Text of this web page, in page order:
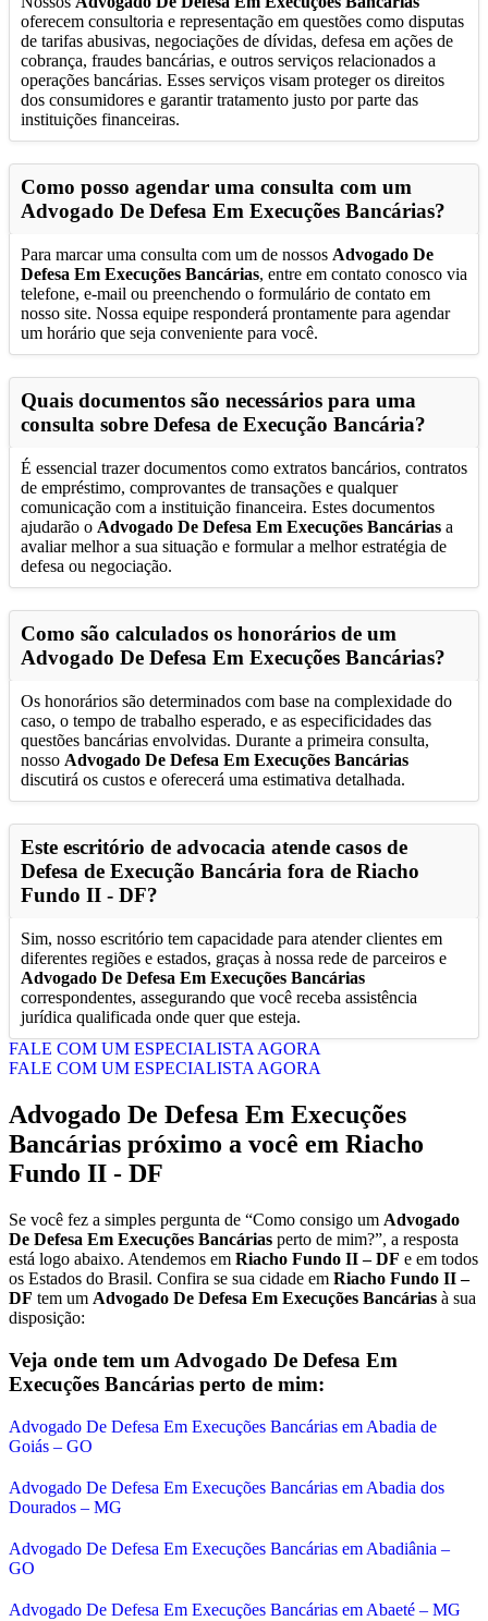
oferecem consultoria e representação em questões como disputas
de tarifas abusivas, negociações de dívidas, defesa em ações de
cobrança, fraudes bancárias, e outros serviços relacionados a
operações bancárias. Esses serviços visam proteger os direitos
dos consumidores e garantir tratamento justo por parte das
instituições financeiras.
Como posso agendar uma consulta com um
Advogado De Defesa Em Execuções Bancárias?
Para marcar uma consulta com um de nossos Advogado De
Defesa Em Execuções Bancárias, entre em contato conosco via
telefone, e-mail ou preenchendo o formulário de contato em
nosso site. Nossa equipe responderá prontamente para agendar
um horário que seja conveniente para você.
Quais documentos são necessários para uma
consulta sobre Defesa de Execução Bancária?
É essencial trazer documentos como extratos bancários, contratos
de empréstimo, comprovantes de transações e qualquer
comunicação com a instituição financeira. Estes documentos
ajudarão o Advogado De Defesa Em Execuções Bancárias a
avaliar melhor a sua situação e formular a melhor estratégia de
defesa ou negociação.
Como são calculados os honorários de um
Advogado De Defesa Em Execuções Bancárias?
Os honorários são determinados com base na complexidade do
caso, o tempo de trabalho esperado, e as especificidades das
questões bancárias envolvidas. Durante a primeira consulta,
nosso Advogado De Defesa Em Execuções Bancárias
discutirá os custos e oferecerá uma estimativa detalhada.
Este escritório de advocacia atende casos de
Defesa de Execução Bancária fora de Riacho
Fundo II - DF?
Sim, nosso escritório tem capacidade para atender clientes em
diferentes regiões e estados, graças à nossa rede de parceiros e
Advogado De Defesa Em Execuções Bancárias
correspondentes, assegurando que você receba assistência
jurídica qualificada onde quer que esteja.
FALE COM UM ESPECIALISTA AGORA
FALE COM UM ESPECIALISTA AGORA
Advogado De Defesa Em Execuções
Bancárias próximo a você em Riacho
Fundo II - DF
Se você fez a simples pergunta de “Como consigo um Advogado
De Defesa Em Execuções Bancárias perto de mim?”, a resposta
está logo abaixo. Atendemos em Riacho Fundo II – DF e em todos
os Estados do Brasil. Confira se sua cidade em Riacho Fundo II –
DF tem um Advogado De Defesa Em Execuções Bancárias à sua
disposição:
Veja onde tem um Advogado De Defesa Em
Execuções Bancárias perto de mim:
Advogado De Defesa Em Execuções Bancárias em Abadia de
Goiás – GO
Advogado De Defesa Em Execuções Bancárias em Abadia dos
Dourados – MG
Advogado De Defesa Em Execuções Bancárias em Abadiânia –
GO
Advogado De Defesa Em Execuções Bancárias em Abaeté – MG